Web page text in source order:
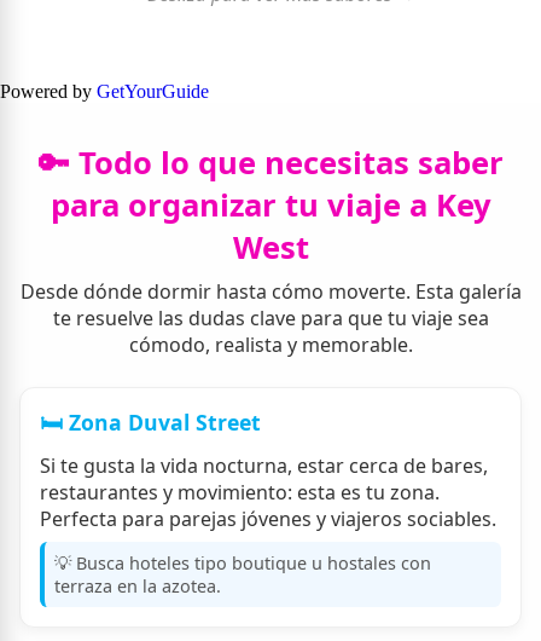
Powered by GetYourGuide
🔑 Todo lo que necesitas saber
para organizar tu viaje a Key
West
Desde dónde dormir hasta cómo moverte. Esta galería
te resuelve las dudas clave para que tu viaje sea
cómodo, realista y memorable.
🛏️ Zona Duval Street
Si te gusta la vida nocturna, estar cerca de bares,
restaurantes y movimiento: esta es tu zona.
Perfecta para parejas jóvenes y viajeros sociables.
💡 Busca hoteles tipo boutique u hostales con
terraza en la azotea.